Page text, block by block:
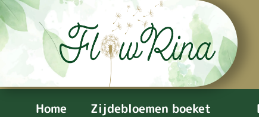
Home Zijdebloemen boeket